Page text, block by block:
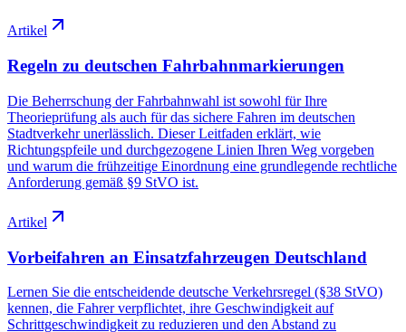
Artikel
Regeln zu deutschen Fahrbahnmarkierungen
Die Beherrschung der Fahrbahnwahl ist sowohl für Ihre
Theorieprüfung als auch für das sichere Fahren im deutschen
Stadtverkehr unerlässlich. Dieser Leitfaden erklärt, wie
Richtungspfeile und durchgezogene Linien Ihren Weg vorgeben
und warum die frühzeitige Einordnung eine grundlegende rechtliche
Anforderung gemäß §9 StVO ist.
Artikel
Vorbeifahren an Einsatzfahrzeugen Deutschland
Lernen Sie die entscheidende deutsche Verkehrsregel (§38 StVO)
kennen, die Fahrer verpflichtet, ihre Geschwindigkeit auf
Schrittgeschwindigkeit zu reduzieren und den Abstand zu